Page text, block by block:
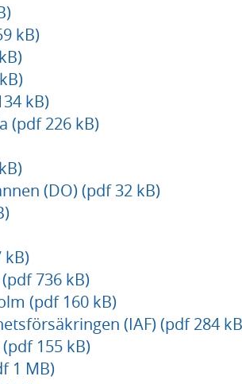
kB)
kB)
(pdf 226 kB)
(DO) (pdf 32 kB)
kB)
736 kB)
(pdf 160 kB)
(IAF) (pdf 284
155 kB)
1 MB)